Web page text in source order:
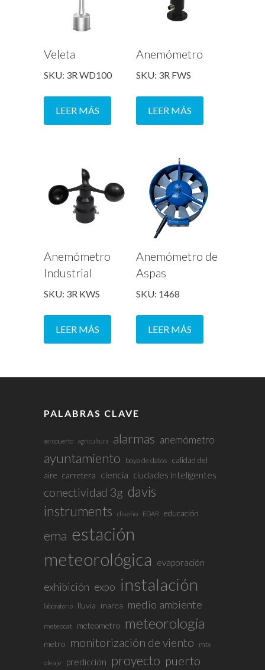
Veleta
SKU: 3R WD100
LEER MÁS
Anemómetro
SKU: 3R FWS
LEER MÁS
Anemómetro
Industrial
SKU: 3R KWS
LEER MÁS
Anemómetro de
Aspas
SKU: 1468
LEER MÁS
PALABRAS CLAVE
aeropuerto agricultura alarmas anemómetro
ayuntamiento boya de datos calidad del
aire carretera ciencia ciudades inteligentes
conectividad 3g davis
instruments diseño EDAR educación
ema estación
meteorológica
evaporación
exhibición expo instalación
laboratorio lluvia marea medio ambiente
meteocat meteometro meteorología
metro monitorización de viento mtx
oleaje predicción proyecto puerto